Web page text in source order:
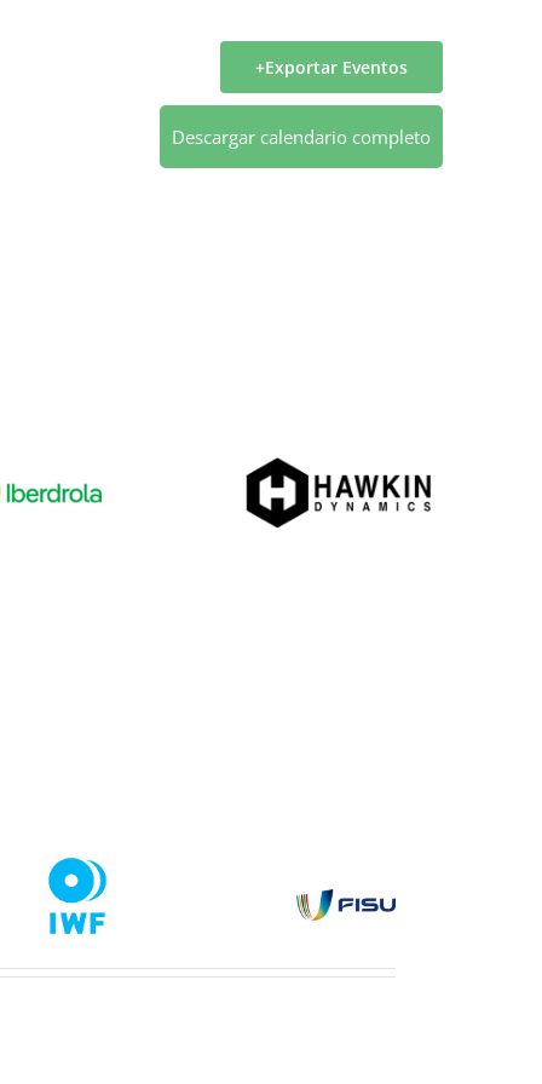
Exportar Eventos
Descargar calendario completo